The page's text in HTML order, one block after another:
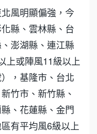
風明顯偏強，今
縣、雲林縣、台
澎湖縣、連江縣
上或陣風11級以上
，基隆市、台北
竹市、新竹縣、
、花蓮縣、金門
有平均風6級以上